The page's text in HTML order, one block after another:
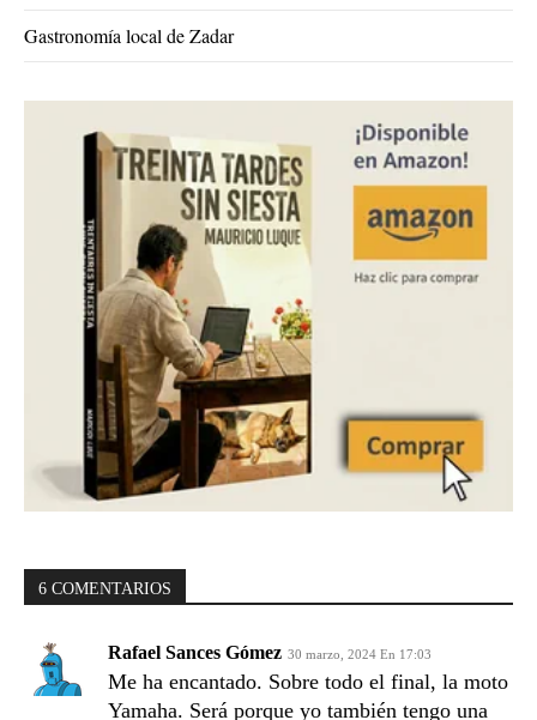
6 COMENTARIOS
Rafael Sances Gómez 30 marzo, 2024 En 17:03
Me ha encantado. Sobre todo el final, la moto
Yamaha. Será porque yo también tengo una
Gastronomía local de Zadar